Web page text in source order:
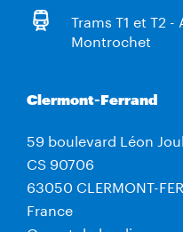
Trams T1 et T2
Montrochet
Clermont-Ferrand
59 boulevard Léon
CS 90706
63050 CLERMONT-
France